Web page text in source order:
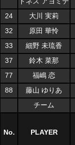
24 大川 実莉
32
原田 華怜
33
細野 未琉香
37
鈴木 菜那
77
福嶋 恋
88
藤山 ゆりあ
チーム
No. PLAYER